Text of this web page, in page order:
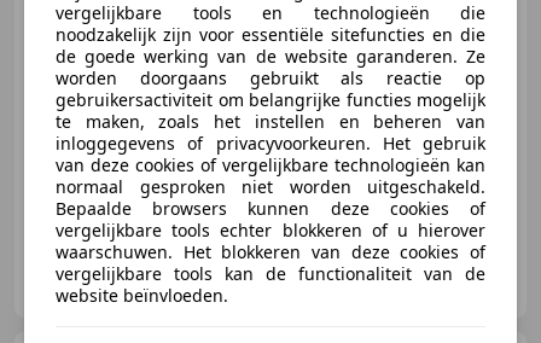
€ 8.450
09/2015 173.489 km Diesel
88 kW (120 PK)
Flevo Mobiel
NL-8251 GM DRONTEN
vergelijkbare tools en technologieën die
noodzakelijk zijn voor essentiële sitefuncties en die
de goede werking van de website garanderen. Ze
worden doorgaans gebruikt als reactie op
gebruikersactiviteit om belangrijke functies mogelijk
te maken, zoals het instellen en beheren van
inloggegevens of privacyvoorkeuren. Het gebruik
van deze cookies of vergelijkbare technologieën kan
normaal gesproken niet worden uitgeschakeld.
Bepaalde browsers kunnen deze cookies of
vergelijkbare tools echter blokkeren of u hierover
waarschuwen. Het blokkeren van deze cookies of
vergelijkbare tools kan de functionaliteit van de
website beïnvloeden.